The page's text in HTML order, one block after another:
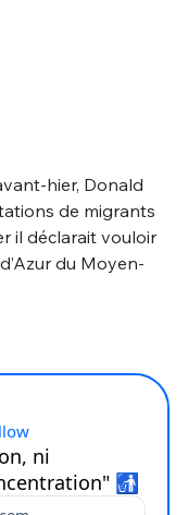
hier, Donald
de migrants
il déclarait vouloir
du Moyen-